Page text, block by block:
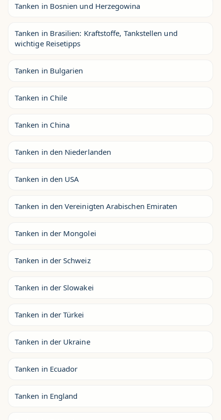
Tanken in Bosnien und Herzegowina
Tanken in Brasilien: Kraftstoffe, Tankstellen und
wichtige Reisetipps
Tanken in Bulgarien
Tanken in Chile
Tanken in China
Tanken in den Niederlanden
Tanken in den USA
Tanken in den Vereinigten Arabischen Emiraten
Tanken in der Mongolei
Tanken in der Schweiz
Tanken in der Slowakei
Tanken in der Türkei
Tanken in der Ukraine
Tanken in Ecuador
Tanken in England